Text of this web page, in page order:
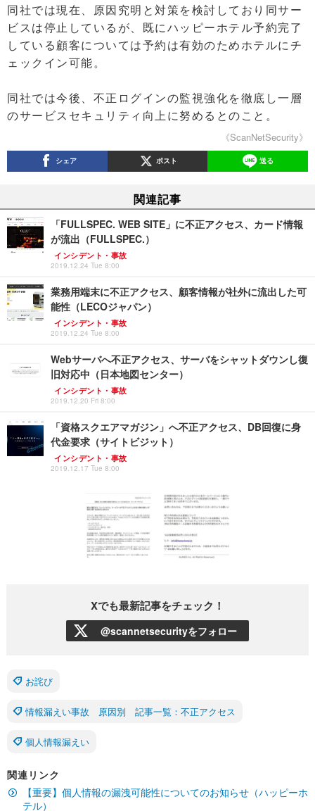
同社では現在、原因究明と対策を検討しており同サー
ビスは停止しているが、既にハッピーホテル予約完了
している顧客については予約は有効のためホテルにチ
ェックイン可能。
同社では今後、不正ログインの監視強化を徹底し一層
のサービスセキュリティ向上に努めるとのこと。
《ScanNetSecurity》
シェア ポスト 送る
関連記事
「FULLSPEC. WEB SITE」に不正アクセス、カード情報
が流出（FULLSPEC.）
インシデント・事故
2019.12.24 Tue 8:00
業務用端末に不正アクセス、顧客情報が社外に流出した可
能性（LECOジャパン）
インシデント・事故
2019.12.24 Tue 8:00
Webサーバへ不正アクセス、サーバをシャットダウンし復
旧対応中（日本地図センター）
インシデント・事故
2019.12.20 Fri 8:00
「資格スクエアマガジン」へ不正アクセス、DB回復に身
代金要求（サイトビジット）
インシデント・事故
2019.12.17 Tue 8:00
Xでも最新記事をチェック！
@scannetsecurityをフォロー
お詫び
情報漏えい事故 原因別 記事一覧：不正アクセス
個人情報漏えい
関連リンク
【重要】個人情報の漏洩可能性についてのお知らせ（ハッピーホ
テル）